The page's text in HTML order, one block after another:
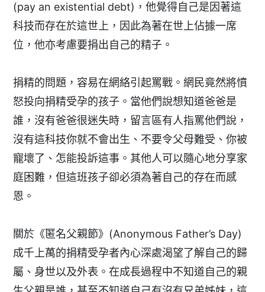
(pay an existential debt)，他覺得自己是因著這
科技而存在於這世上，因此為著在世上佔據一席
位，他亦考慮要捐出自己的精子。
捐精的問題，容易在網絡引起罵戰。網民竟然將憤
怒投向捐精受孕的孩子。當他們說想知道爸爸是
誰，沒有爸爸很迷失時，留言區有人指罵他們說，
沒有這科技你就不會出生、不要令父母難受、你被
寵壞了、怎能投訴這事。其他人可以隨心地分享家
庭困難，但這班孩子卻必須為著自己的存在而感
恩。
關於《匿名父親節》(Anonymous Father’s Day)
成千上萬的捐精受孕者內心深處渴望了解自己的歸
屬、身世以及外表。在成長過程中不知道自己的親